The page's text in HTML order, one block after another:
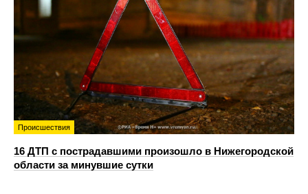
Происшествия
16 ДТП с пострадавшими произошло в Нижегородской
области за минувшие сутки